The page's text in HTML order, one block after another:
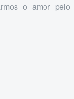
o amor pelo